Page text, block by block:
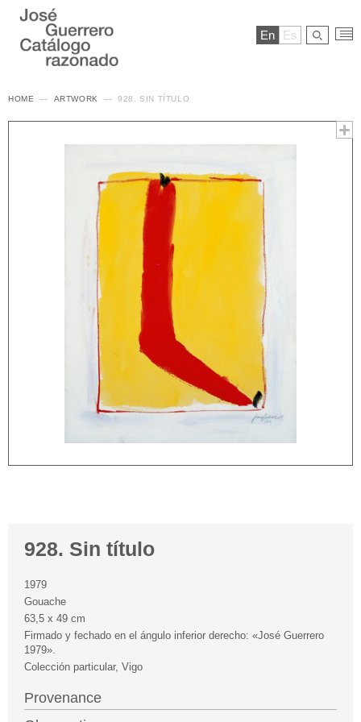
En Es
HOME ARTWORK 928. SIN TÍTULO
928. Sin título
1979
Gouache
63,5 x 49 cm
Firmado y fechado en el ángulo inferior derecho: «José Guerrero
1979».
Colección particular, Vigo
Provenance